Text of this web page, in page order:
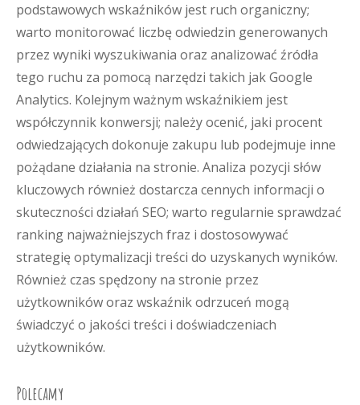
podstawowych wskaźników jest ruch organiczny;
warto monitorować liczbę odwiedzin generowanych
przez wyniki wyszukiwania oraz analizować źródła
tego ruchu za pomocą narzędzi takich jak Google
Analytics. Kolejnym ważnym wskaźnikiem jest
współczynnik konwersji; należy ocenić, jaki procent
odwiedzających dokonuje zakupu lub podejmuje inne
pożądane działania na stronie. Analiza pozycji słów
kluczowych również dostarcza cennych informacji o
skuteczności działań SEO; warto regularnie sprawdzać
ranking najważniejszych fraz i dostosowywać
strategię optymalizacji treści do uzyskanych wyników.
Również czas spędzony na stronie przez
użytkowników oraz wskaźnik odrzuceń mogą
świadczyć o jakości treści i doświadczeniach
użytkowników.
Polecamy